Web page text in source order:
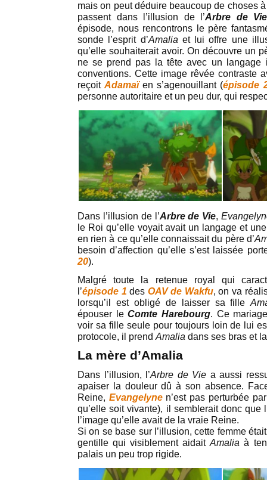
mais on peut déduire beaucoup de choses
passent dans l’illusion de l’Arbre de Vie
épisode, nous rencontrons le père
sonde l’esprit d’Amalia et lui offre une
qu’elle souhaiterait avoir. On découvre un
ne se prend pas la tête avec un langage
conventions. Cette image rêvée contraste
reçoitAdamaïen s’agenouillant (épisode
personne autoritaire et un peu dur, qui
Dans l’illusion de l’Arbre de Vie,
le Roi qu’elle voyait avait un langage et
en rien à ce qu’elle connaissait du père d’
besoin d’affection qu’elle s’est laissée
20).
Malgré toute la retenue royal qui
l’épisode 1 des OAV de Wakfu, on va
lorsqu’il est obligé de laisser sa fille
épouser leComte Harebourg. Ce
voir sa fille seule pour toujours loin de lui
protocole, il prend Amalia dans ses bras et
La mère d’Amalia
Dans l’illusion, l’Arbre de Vie a aussi
apaiser la douleur dû à son absence.
Reine, Evangelyne n’est pas perturbée
qu’elle soit vivante), il semblerait donc que
l’image qu’elle avait de la vraie Reine.
Si on se base sur l’illusion, cette femme
gentille qui visiblement aidaitAmaliaà
palais un peu trop rigide.